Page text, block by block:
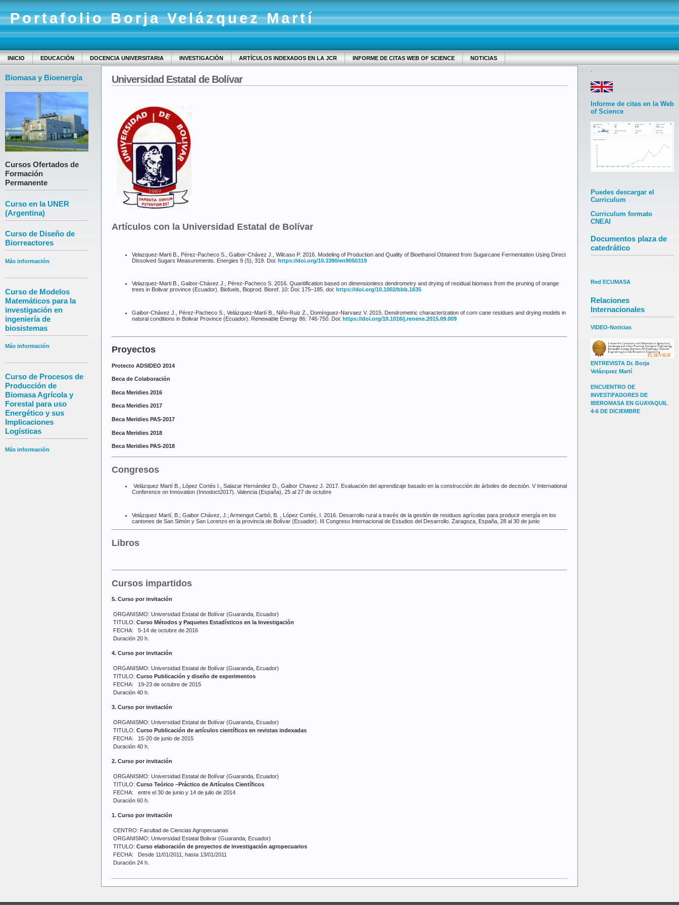
Portafolio Borja Velázquez Martí
INICIO EDUCACIÓN DOCENCIA UNIVERSITARIA INVESTIGACIÓN ARTÍCULOS INDEXADOS EN LA JCR INFORME DE CITAS WEB OF SCIENCE NOTICIAS
Biomasa y Bioenergía
Cursos Ofertados de
Formación
Permanente
Curso en la UNER
(Argentina)
Curso de Diseño de
Biorreactores
Más información
Curso de Modelos
Matemáticos para la
investigación en
ingeniería de
biosistemas
Más información
Curso de Procesos de
Producción de
Biomasa Agrícola y
Forestal para uso
Energético y sus
Implicaciones
Logísticas
Más información
Informe de citas en la Web
of Science
Puedes descargar el
Curriculum
Curriculum formato
CNEAI
Documentos plaza de
catedrático
Red ECUMASA
Relaciones
Internacionales
VIDEO-Noticias
ENTREVISTA Dr. Borja
Velázquez Martí
ENCUENTRO DE
INVESTIFADORES DE
IBEROMASA EN GUAYAQUIL
4-6 DE DICIEMBRE
Universidad Estatal de Bolívar
Artículos con la Universidad Estatal de Bolívar
Velazquez-Marti B., Pérez-Pacheco S., Gaibor-Chávez J., Wilcaso P. 2016. Modeling of Production and Quality of Bioethanol Obtained from Sugarcane Fermentation Using Direct
Dissolved Sugars Measurements. Energies 9 (5), 319. Doi: https://doi.org/10.3390/en9050319
Velazquez-Marti B., Gaibor-Chávez J., Pérez-Pacheco S. 2016. Quantification based on dimensionless dendrometry and drying of residual biomass from the pruning of orange
trees in Bolivar province (Ecuador). Biofuels, Bioprod. Bioref. 10: Doi: 175–185. doi: https://doi.org/10.1002/bbb.1635
Gaibor-Chávez J., Pérez-Pacheco S., Velázquez-Martí B., Niño-Ruiz Z., Domínguez-Narvaez V. 2015. Dendrometric characterization of corn cane residues and drying models in
natural conditions in Bolivar Province (Ecuador). Renewable Energy 86: 746-750. Doi: https://doi.org/10.1016/j.renene.2015.09.009
Proyectos
Protecto ADSIDEO 2014
Beca de Colaboración
Beca Meridies 2016
Beca Meridies 2017
Beca Meridies PAS-2017
Beca Meridies 2018
Beca Meridies PAS-2018
Congresos
Velázquez Martí B., López Cortés I., Salazar Hernández D., Gaibor Chavez J. 2017. Evaluación del aprendizaje basado en la construcción de árboles de decisión. V International
Conference on Innovation (Innodoct2017). Valencia (España), 25 al 27 de octubre
Velázquez Martí, B.; Gaibor Chávez, J.; Armengot Carbó, B. , López Cortés, I. 2016. Desarrollo rural a través de la gestión de residuos agrícolas para producir energía en los
cantones de San Simón y San Lorenzo en la provincia de Bolívar (Ecuador). III Congreso Internacional de Estudios del Desarrollo. Zaragoza, España, 28 al 30 de junio
Libros
Cursos impartidos
5. Curso por invitación
ORGANISMO: Universidad Estatal de Bolívar (Guaranda, Ecuador)
TITULO: Curso Métodos y Paquetes Estadísticos en la Investigación
FECHA: 5-14 de octubre de 2016
Duración 20 h.
4. Curso por invitación
ORGANISMO: Universidad Estatal de Bolívar (Guaranda, Ecuador)
TITULO: Curso Publicación y diseño de experimentos
FECHA: 19-23 de octubre de 2015
Duración 40 h.
3. Curso por invitación
ORGANISMO: Universidad Estatal de Bolívar (Guaranda, Ecuador)
TITULO: Curso Publicación de artículos científicos en revistas indexadas
FECHA: 15-20 de junio de 2015
Duración 40 h.
2. Curso por invitación
ORGANISMO: Universidad Estatal de Bolívar (Guaranda, Ecuador)
TITULO: Curso Teórico –Práctico de Artículos Científicos
FECHA: entre el 30 de junio y 14 de julio de 2014
Duración 60 h.
1. Curso por invitación
CENTRO: Facultad de Ciencias Agropecuarias
ORGANISMO: Universidad Estatal Bolivar (Guaranda, Ecuador)
TITULO: Curso elaboración de proyectos de investigación agropecuarios
FECHA: Desde 11/01/2011, hasta 13/01/2011
Duración 24 h.